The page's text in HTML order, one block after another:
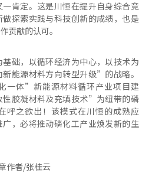
肯定。这是川恒在提升自身综合竞
探索实践与科技创新的成绩，也是
贡献的认可。
础，以循环经济为中心，以技术为
能源材料方向转型升级”的战略。
一体”新能源材料循环产业项目建
胶凝材料及充填技术”为纽带的磷
呼之欲出！该模式在川恒的成熟应
，必将推动磷化工产业焕发新的生
作者/张桂云